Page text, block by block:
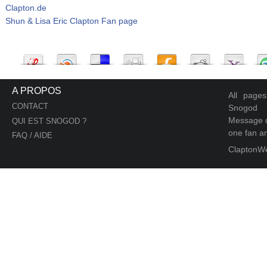
Clapton.de
Shun & Lisa Eric Clapton Fan page
A PROPOS
CONTACT
QUI EST SNOGOD ?
FAQ / AIDE
All
Snogod
Message
one fan